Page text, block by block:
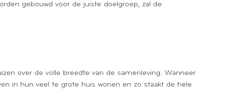
gebouwd voor de juiste doelgroep, zal de
over de volle breedte van de samenleving. Wanneer
in hun veel te grote huis wonen en zo staakt de hele